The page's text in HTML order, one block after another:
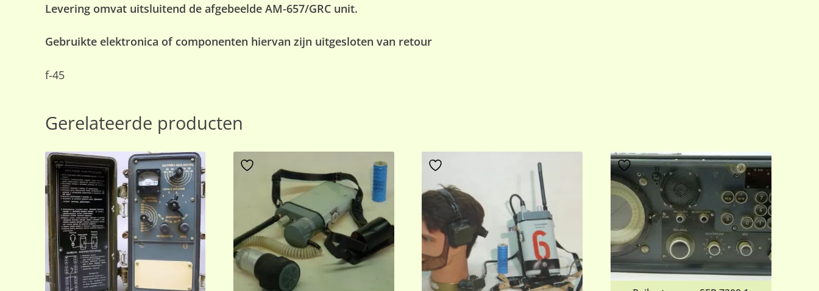
Levering omvat uitsluitend de afgebeelde AM-657/GRC unit.
Gebruikte elektronica of componenten hiervan zijn uitgesloten van retour
f-45
Gerelateerde producten